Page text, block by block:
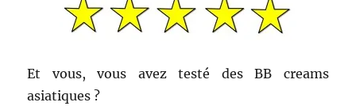
Et vous, vous avez testé des BB creams
asiatiques ?